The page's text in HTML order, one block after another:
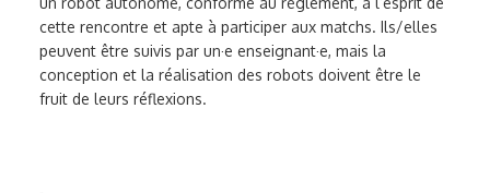
cette rencontre et apte à participer aux matchs. Ils/elles
peuvent être suivis par un·e enseignant·e, mais la
conception et la réalisation des robots doivent être le
fruit de leurs réflexions.